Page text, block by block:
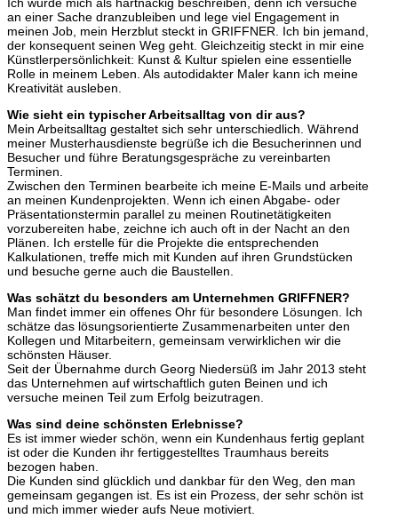
an einer Sache dranzubleiben und lege viel Engagement in
meinen Job, mein Herzblut steckt in GRIFFNER. Ich bin jemand,
der konsequent seinen Weg geht. Gleichzeitig steckt in mir eine
Künstlerpersönlichkeit: Kunst & Kultur spielen eine essentielle
Rolle in meinem Leben. Als autodidakter Maler kann ich meine
Kreativität ausleben.
Wie sieht ein typischer Arbeitsalltag von dir aus?
Mein Arbeitsalltag gestaltet sich sehr unterschiedlich. Während
meiner Musterhausdienste begrüße ich die Besucherinnen und
Besucher und führe Beratungsgespräche zu vereinbarten
Terminen.
Zwischen den Terminen bearbeite ich meine E-Mails und arbeite
an meinen Kundenprojekten. Wenn ich einen Abgabe- oder
Präsentationstermin parallel zu meinen Routinetätigkeiten
vorzubereiten habe, zeichne ich auch oft in der Nacht an den
Plänen. Ich erstelle für die Projekte die entsprechenden
Kalkulationen, treffe mich mit Kunden auf ihren Grundstücken
und besuche gerne auch die Baustellen.
Was schätzt du besonders am Unternehmen GRIFFNER?
Man findet immer ein offenes Ohr für besondere Lösungen. Ich
schätze das lösungsorientierte Zusammenarbeiten unter den
Kollegen und Mitarbeitern, gemeinsam verwirklichen wir die
schönsten Häuser.
Seit der Übernahme durch Georg Niedersüß im Jahr 2013 steht
das Unternehmen auf wirtschaftlich guten Beinen und ich
versuche meinen Teil zum Erfolg beizutragen.
Was sind deine schönsten Erlebnisse?
Es ist immer wieder schön, wenn ein Kundenhaus fertig geplant
ist oder die Kunden ihr fertiggestelltes Traumhaus bereits
bezogen haben.
Die Kunden sind glücklich und dankbar für den Weg, den man
gemeinsam gegangen ist. Es ist ein Prozess, der sehr schön ist
und mich immer wieder aufs Neue motiviert.